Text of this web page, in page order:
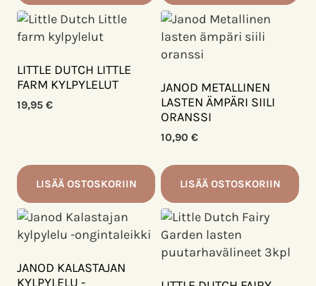
LITTLE DUTCH LITTLE
FARM KYLPYLELUT
19,95 €
LISÄÄ OSTOSKORIIN
JANOD METALLINEN
LASTEN ÄMPÄRI SIILI
ORANSSI
10,90 €
LISÄÄ OSTOSKORIIN
JANOD KALASTAJAN
KYLPYLELU -